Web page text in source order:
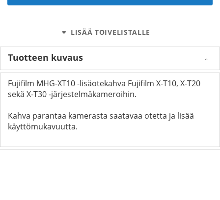
LISÄÄ TOIVELISTALLE
Tuotteen kuvaus
Fujifilm MHG-XT10 -lisäotekahva Fujifilm X-T10, X-T20
sekä X-T30 -järjestelmäkameroihin.
Kahva parantaa kamerasta saatavaa otetta ja lisää
käyttömukavuutta.